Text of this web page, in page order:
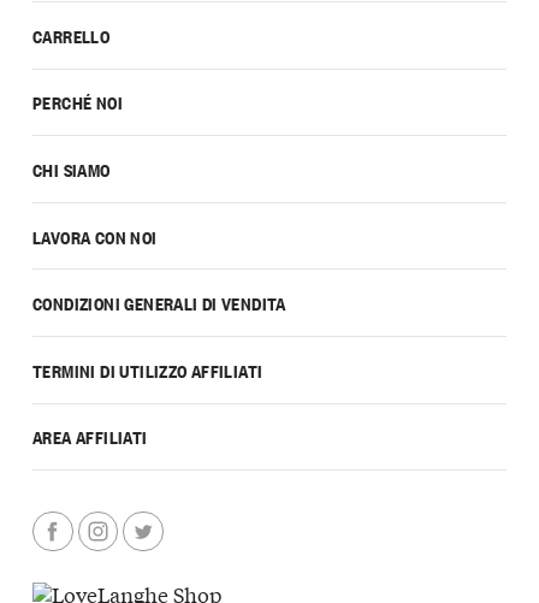
CARRELLO
PERCHÉ NOI
CHI SIAMO
LAVORA CON NOI
CONDIZIONI GENERALI DI VENDITA
TERMINI DI UTILIZZO AFFILIATI
AREA AFFILIATI